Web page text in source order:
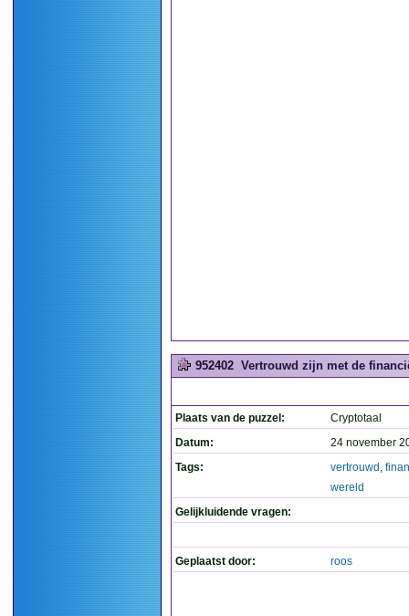
952402 Vertrouwd zijn met de
Plaats van de puzzel:
Cryptotaal
Datum:
24 november
Tags:
vertrouwd ,
wereld
Gelijkluidende vragen:
Geplaatst door: roos